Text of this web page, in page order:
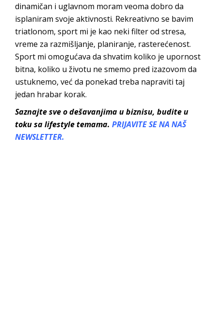
dinamičan i uglavnom moram veoma dobro da
isplaniram svoje aktivnosti. Rekreativno se bavim
triatlonom, sport mi je kao neki filter od stresa,
vreme za razmišljanje, planiranje, rasterećenost.
Sport mi omogućava da shvatim koliko je upornost
bitna, koliko u životu ne smemo pred izazovom da
ustuknemo, već da ponekad treba napraviti taj
jedan hrabar korak.
Saznajte sve o dešavanjima u biznisu, budite u
toku sa lifestyle temama.PRIJAVITE SE NA NAŠ
NEWSLETTER.